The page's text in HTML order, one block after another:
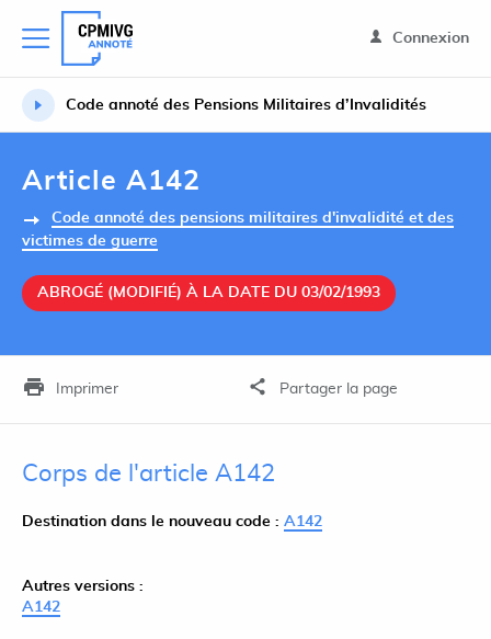
Connexion
Code annoté des Pensions Militaires d’Invalidités
Article A142
Code annoté des pensions militaires d'invalidité et des
victimes de guerre
ABROGÉ (MODIFIÉ) À LA DATE DU 03/02/1993
Imprimer Partager la page
Corps de l'article A142
Destination dans le nouveau code : A142
Autres versions :
A142